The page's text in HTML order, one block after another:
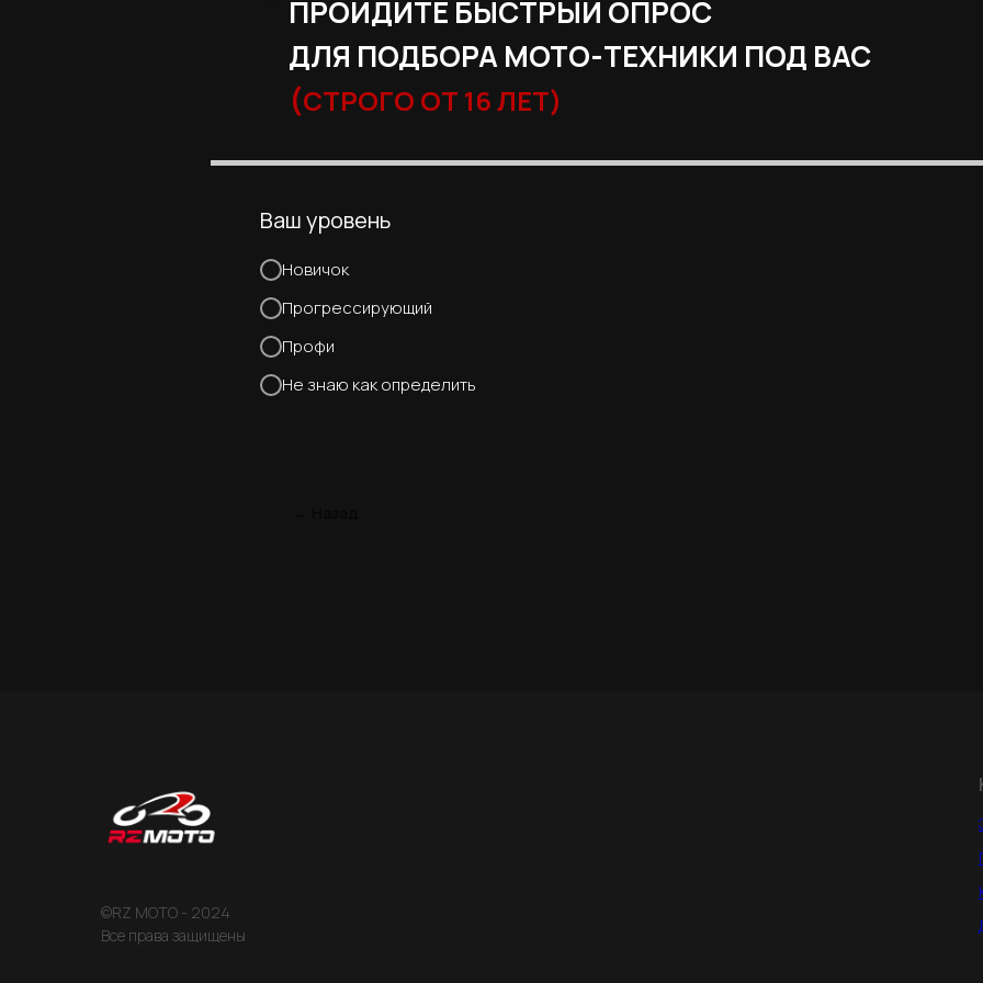
ПРОЙДИТЕ БЫСТРЫЙ ОПРОС
ДЛЯ ПОДБОРА МОТО-ТЕХНИКИ ПОД ВАС
(СТРОГО ОТ 16 ЛЕТ)
Ваш уровень
Новичок
Прогрессирующий
Профи
Не знаю как определить
©RZ MOTO - 2024
Все права защищены